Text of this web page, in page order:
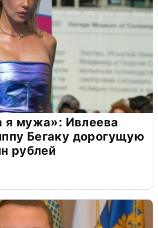
я мужа»: Ивлеева
Бегаку дорогущую
рублей